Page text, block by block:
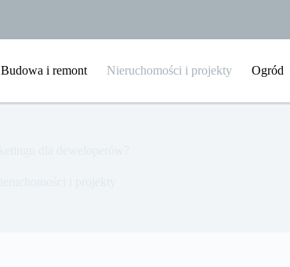
Budowa i remont Nieruchomości i projekty Ogród